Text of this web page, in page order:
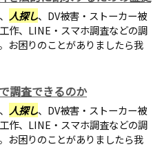
人探し、DV被害・ストーカー被
作、LINE・スマホ調査などの調
お困りのことがありましたら我
調査できるのか
人探し、DV被害・ストーカー被
作、LINE・スマホ調査などの調
お困りのことがありましたら我